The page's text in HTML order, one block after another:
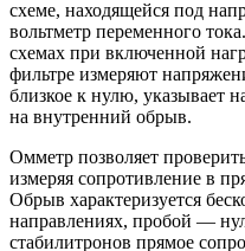
схеме, находящейся под
вольтметр переменного
схемах при включенной
фильтре измеряют
близкое к нулю, указывает
на внутренний обрыв.
Омметр позволяет
измеряя сопротивление в
Обрыв характеризуется
направлениях, пробой —
стабилитронов прямое